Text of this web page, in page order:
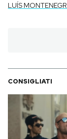
LUÍS
CONSIGLIATI